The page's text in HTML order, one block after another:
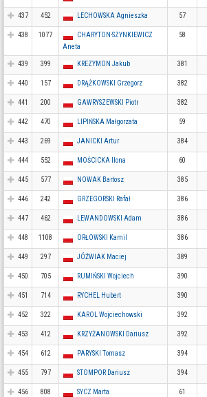
437 452 LECHOWSKA Agnieszka 57
438 1077
CHARYTON-SZYNKIEWICZ
Aneta
58
439 399 KREZYMON Jakub 381
440 157 DRĄŻKOWSKI Grzegorz 382
441 200 GAWRYSZEWSKI Piotr 382
442 470 LIPIŃSKA Małgorzata 59
443 269 JANICKI Artur 384
444 552 MOŚCICKA Ilona 60
445 577 NOWAK Bartosz 385
446 242 GRZEGORSKI Rafał 386
447 462 LEWANDOWSKI Adam 386
448 1108 ORŁOWSKI Kamil 386
449 297 JÓŹWIAK Maciej 389
450 705 RUMIŃSKI Wojciech 390
451 714 RYCHEL Hubert 390
452 322 KAROL Wojciechowski 392
453 412 KRZYŻANOWSKI Dariusz 392
454 612 PARYSKI Tomasz 394
455 797 STOMPOR Dariusz 394
456 808 SYCZ Marta 61